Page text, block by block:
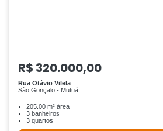
R$ 320.000,00
Rua Otávio Vilela
São Gonçalo - Mutuá
205.00 m² área
3 banheiros
3 quartos